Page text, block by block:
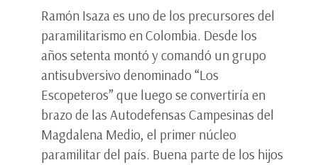
Ramón Isaza es uno de los precursores del
paramilitarismo en Colombia. Desde los
años setenta montó y comandó un grupo
antisubversivo denominado “Los
Escopeteros” que luego se convertiría en
brazo de las Autodefensas Campesinas del
Magdalena Medio, el primer núcleo
paramilitar del país. Buena parte de los hijos